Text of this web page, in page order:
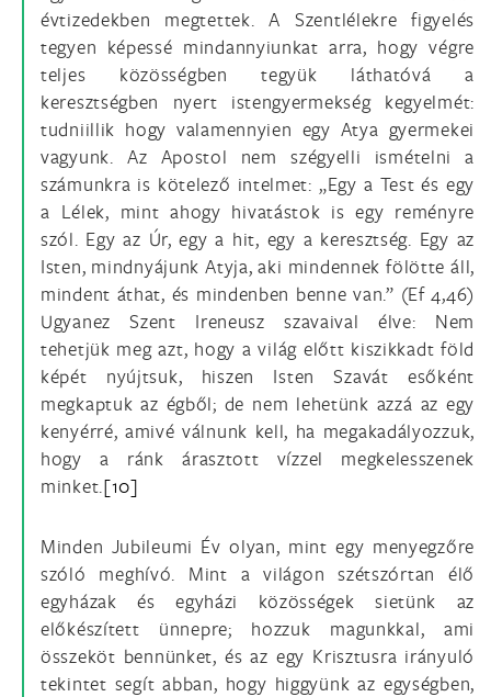
évtizedekben megtettek. A Szentlélekre figyelés
tegyen képessé mindannyiunkat arra, hogy végre
teljes közösségben tegyük láthatóvá a
keresztségben nyert istengyermekség kegyelmét:
tudniillik hogy valamennyien egy Atya gyermekei
vagyunk. Az Apostol nem szégyelli ismételni a
számunkra is kötelező intelmet: „Egy a Test és egy
a Lélek, mint ahogy hivatástok is egy reményre
szól. Egy az Úr, egy a hit, egy a keresztség. Egy az
Isten, mindnyájunk Atyja, aki mindennek fölötte áll,
mindent áthat, és mindenben benne van.” (Ef 4,46)
Ugyanez Szent Ireneusz szavaival élve: Nem
tehetjük meg azt, hogy a világ előtt kiszikkadt föld
képét nyújtsuk, hiszen Isten Szavát esőként
megkaptuk az égből; de nem lehetünk azzá az egy
kenyérré, amivé válnunk kell, ha megakadályozzuk,
hogy a ránk árasztott vízzel megkelesszenek
minket.[10]
Minden Jubileumi Év olyan, mint egy menyegzőre
szóló meghívó. Mint a világon szétszórtan élő
egyházak és egyházi közösségek sietünk az
előkészített ünnepre; hozzuk magunkkal, ami
összeköt bennünket, és az egy Krisztusra irányuló
tekintet segít abban, hogy higgyünk az egységben,